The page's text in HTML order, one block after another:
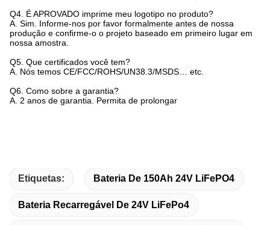
Q4. É APROVADO imprime meu logotipo no produto?
A. Sim. Informe-nos por favor formalmente antes de nossa
produção e confirme-o o projeto baseado em primeiro lugar em
nossa amostra.
Q5. Que certificados você tem?
A. Nós temos CE/FCC/ROHS/UN38.3/MSDS… etc.
Q6. Como sobre a garantia?
A. 2 anos de garantia. Permita de prolongar
Etiquetas: Bateria De 150Ah 24V LiFePO4
Bateria Recarregável De 24V LiFePo4